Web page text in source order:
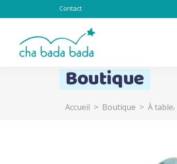
Contact
Totebag & Goodies
Boutique
Accueil > Boutique > À table,